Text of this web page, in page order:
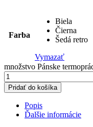
Farba
Biela
Čierna
Šedá retro
Vymazať
množstvo Pánske
Pridať do košíka
Popis
Ďalšie informácie